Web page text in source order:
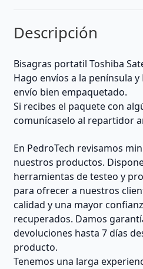
Descripción
Bisagras portatil Toshiba
Hago envíos a la península y
envío bien empaquetado.
Si recibes el paquete con
comunícaselo al repartidor
En PedroTech revisamos
nuestros productos.
herramientas de testeo y
para ofrecer a nuestros
calidad y una mayor
recuperados. Damos
devoluciones hasta 7 días
producto.
Tenemos una larga